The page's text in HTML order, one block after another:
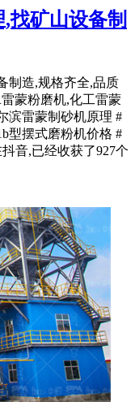
找矿山设备制
制造,规格齐全,品质
蒙粉磨机,化工雷蒙
滨雷蒙制砂机原理 #
型摆式磨粉机价格 #
音,已经收获了927个